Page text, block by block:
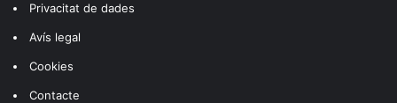
Privacitat de dades
Avís legal
Cookies
Contacte